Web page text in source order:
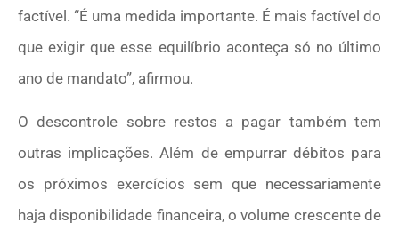
factível. “É uma medida importante. É mais factível do
que exigir que esse equilíbrio aconteça só no último
ano de mandato”, afirmou.
O descontrole sobre restos a pagar também tem
outras implicações. Além de empurrar débitos para
os próximos exercícios sem que necessariamente
haja disponibilidade financeira, o volume crescente de